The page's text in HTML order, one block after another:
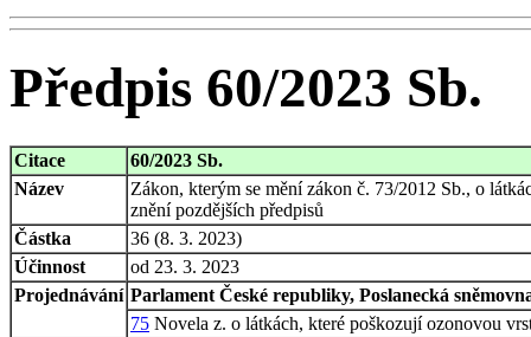
Předpis 60/2023 Sb.
Citace
60/2023 Sb.
Název
Zákon, kterým se mění zákon č. 73/2012 Sb., o
znění pozdějších předpisů
Částka
36 (8. 3. 2023)
Účinnost
od 23. 3. 2023
Projednávání Parlament České republiky, Poslanecká
75 Novela z. o látkách, které poškozují ozonovou